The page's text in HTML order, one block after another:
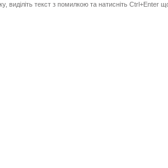
виділіть текст з помилкою та натисніть Ctrl+Enter